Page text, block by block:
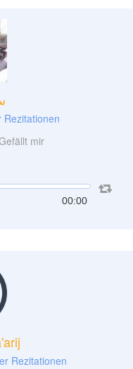
Rezitationen
mir
00:00
Rezitationen